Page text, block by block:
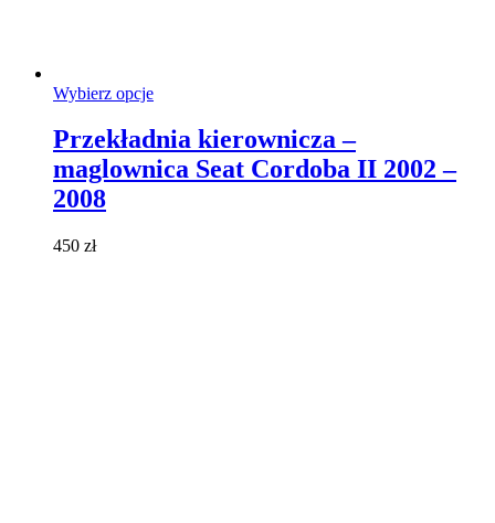
Wybierz opcjeTen
ma
wiele
wariantów.
Przekładnia kierownicza –
maglownica Seat Cordoba II 2002 –
2008
450 zł